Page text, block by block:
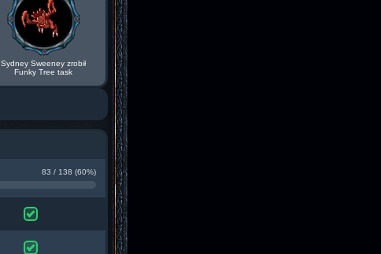
Sydney Sweeney zrobił
Funky Tree task
83 / 138 (60%)